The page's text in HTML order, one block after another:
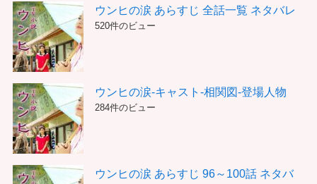
ー
ウンヒの涙 あらすじ 全話一覧 ネタバレ
520件のビュー
ウンヒの涙-キャスト-相関図-登場人物
284件のビュー
ウンヒの涙 あらすじ 96～100話 ネタバ